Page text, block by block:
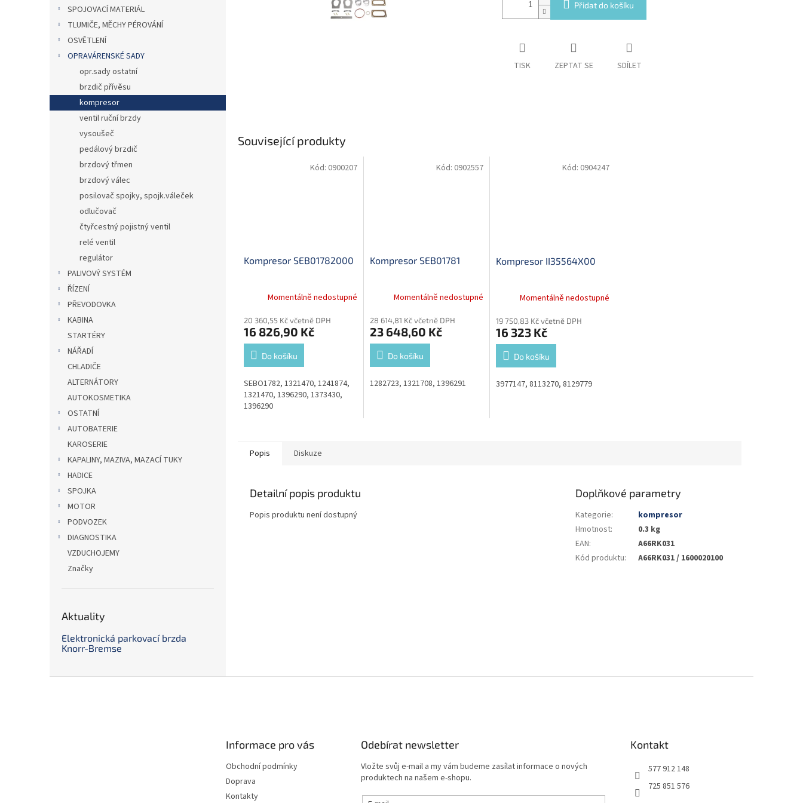
SPOJOVACÍ MATERIÁL
TLUMIČE, MĚCHY PÉROVÁNÍ
OSVĚTLENÍ
OPRAVÁRENSKÉ SADY
opr.sady ostatní
brzdič přívěsu
kompresor
ventil ruční brzdy
vysoušeč
pedálový brzdič
brzdový třmen
brzdový válec
posilovač spojky, spojk.váleček
odlučovač
čtyřcestný pojistný ventil
relé ventil
regulátor
PALIVOVÝ SYSTÉM
ŘÍZENÍ
PŘEVODOVKA
KABINA
STARTÉRY
NÁŘADÍ
CHLADIČE
ALTERNÁTORY
AUTOKOSMETIKA
OSTATNÍ
AUTOBATERIE
KAROSERIE
KAPALINY, MAZIVA, MAZACÍ TUKY
HADICE
SPOJKA
MOTOR
PODVOZEK
DIAGNOSTIKA
VZDUCHOJEMY
Značky
Aktuality
Elektronická parkovací brzda
Knorr-Bremse
Přidat do košíku
TISK ZEPTAT SE SDÍLET
Související produkty
Kompresor SEB01782000
Momentálně nedostupné
20 360,55 Kč včetně DPH
16 826,90 Kč
Do košíku
SEBO1782, 1321470, 1241874,
1321470, 1396290, 1373430,
1396290
Kód: 0900207
Kompresor SEB01781
Momentálně nedostupné
28 614,81 Kč včetně DPH
23 648,60 Kč
Do košíku
1282723, 1321708, 1396291
Kód: 0902557
Kompresor II35564X00
Momentálně nedostupné
19 750,83 Kč včetně DPH
16 323 Kč
Do košíku
3977147, 8113270, 8129779
Kód: 0904247
Popis Diskuze
Detailní popis produktu
Popis produktu není dostupný
Doplňkové parametry
Kategorie:
kompresor
Hmotnost:
0.3 kg
EAN:
A66RK031
Kód produktu: A66RK031 / 1600020100
Informace pro vás
Obchodní podmínky
Doprava
Kontakty
Odebírat newsletter
Vložte svůj e-mail a my vám budeme zasílat informace o nových
produktech na našem e-shopu.
Kontakt
577 912 148
725 851 576